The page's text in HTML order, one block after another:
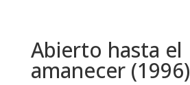
Abierto hasta el
amanecer (1996)